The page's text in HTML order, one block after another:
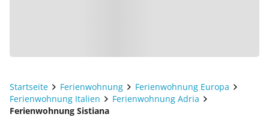
Startseite Ferienwohnung
Ferienwohnung Europa
Ferienwohnung Italien
Ferienwohnung Adria
Ferienwohnung Sistiana